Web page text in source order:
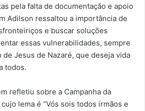
pela falta de documentação e apoio
Adilson ressaltou a importância de
e buscar soluções
essas vulnerabilidades, sempre
Jesus de Nazaré, que deseja vida
todos.
refletiu sobre a Campanha da
lema é “Vós sois todos irmãos e